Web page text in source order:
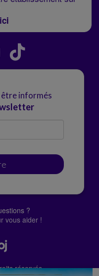
être informés
?
vous aider !
réservés